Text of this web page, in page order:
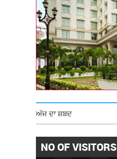
ਅੱਜ ਦਾ ਸ਼ਬਦ
NO OF VISITORS